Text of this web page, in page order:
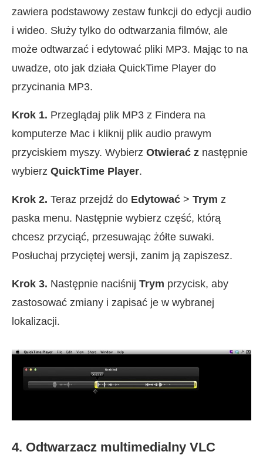
zawiera podstawowy zestaw funkcji do edycji audio
i wideo. Służy tylko do odtwarzania filmów, ale
może odtwarzać i edytować pliki MP3. Mając to na
uwadze, oto jak działa QuickTime Player do
przycinania MP3.
Krok 1. Przeglądaj plik MP3 z Findera na
komputerze Mac i kliknij plik audio prawym
przyciskiem myszy. Wybierz Otwierać z następnie
wybierz QuickTime Player.
Krok 2. Teraz przejdź do Edytować > Trym z
paska menu. Następnie wybierz część, którą
chcesz przyciąć, przesuwając żółte suwaki.
Posłuchaj przyciętej wersji, zanim ją zapiszesz.
Krok 3. Następnie naciśnij Trym przycisk, aby
zastosować zmiany i zapisać je w wybranej
lokalizacji.
4. Odtwarzacz multimedialny VLC